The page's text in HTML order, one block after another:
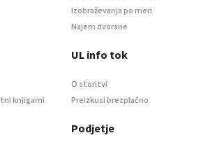
Izobraževanja po meri
Najem dvorane
knjigarni
UL info tok
O storitvi
Preizkusi brezplačno
Podjetje